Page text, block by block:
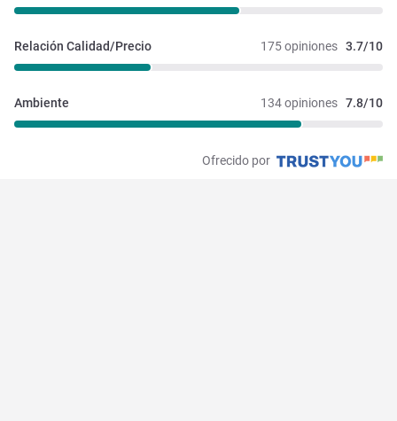
175 opiniones 3.7/10
Relación Calidad/Precio
134 opiniones 7.8/10
Ambiente
Ofrecido por